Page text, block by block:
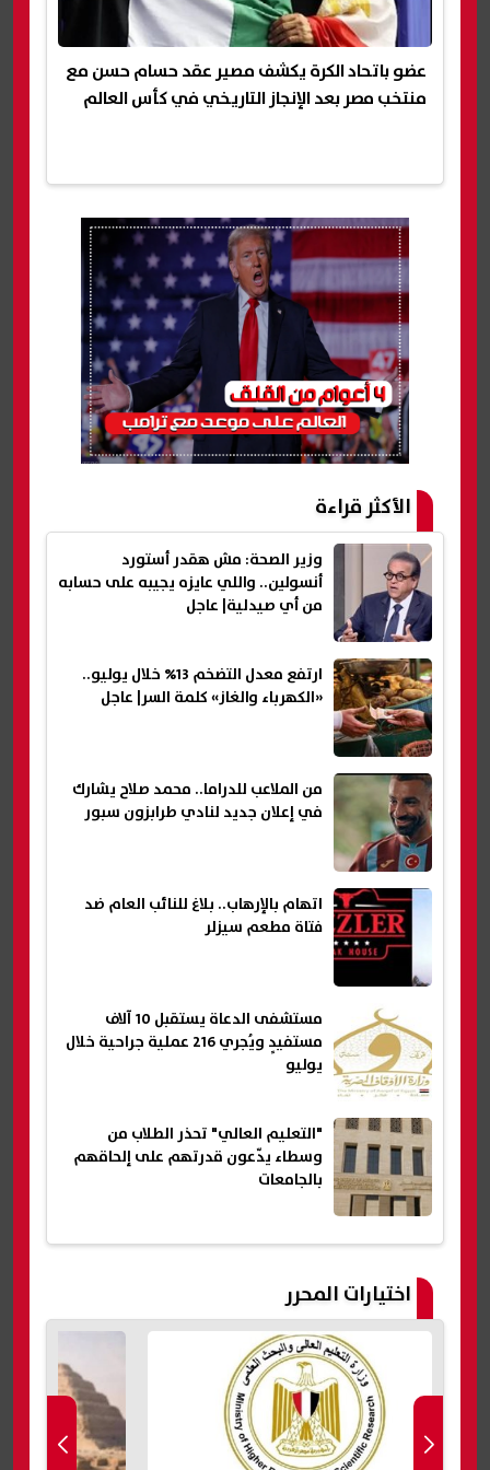
عضو باتحاد الكرة يكشف مصير عقد حسام حسن مع
منتخب مصر بعد الإنجاز التاريخي في كأس العالم
الأكثر قراءة
وزير الصحة: مش هقدر أستورد
أنسولين.. واللي عايزه يجيبه على حسابه
من أي صيدلية| عاجل
ارتفع معدل التضخم 13% خلال يوليو..
«الكهرباء والغاز» كلمة السر| عاجل
من الملاعب للدراما.. محمد صلاح يشارك
في إعلان جديد لنادي طرابزون سبور
اتهام بالإرهاب.. بلاغ للنائب العام ضد
فتاة مطعم سيزلر
مستشفى الدعاة يستقبل 10 آلاف
مستفيدٍ ويُجري 216 عملية جراحية خلال
يوليو
"التعليم العالي" تحذر الطلاب من
وسطاء يدّعون قدرتهم على إلحاقهم
بالجامعات
اختيارات المحرر